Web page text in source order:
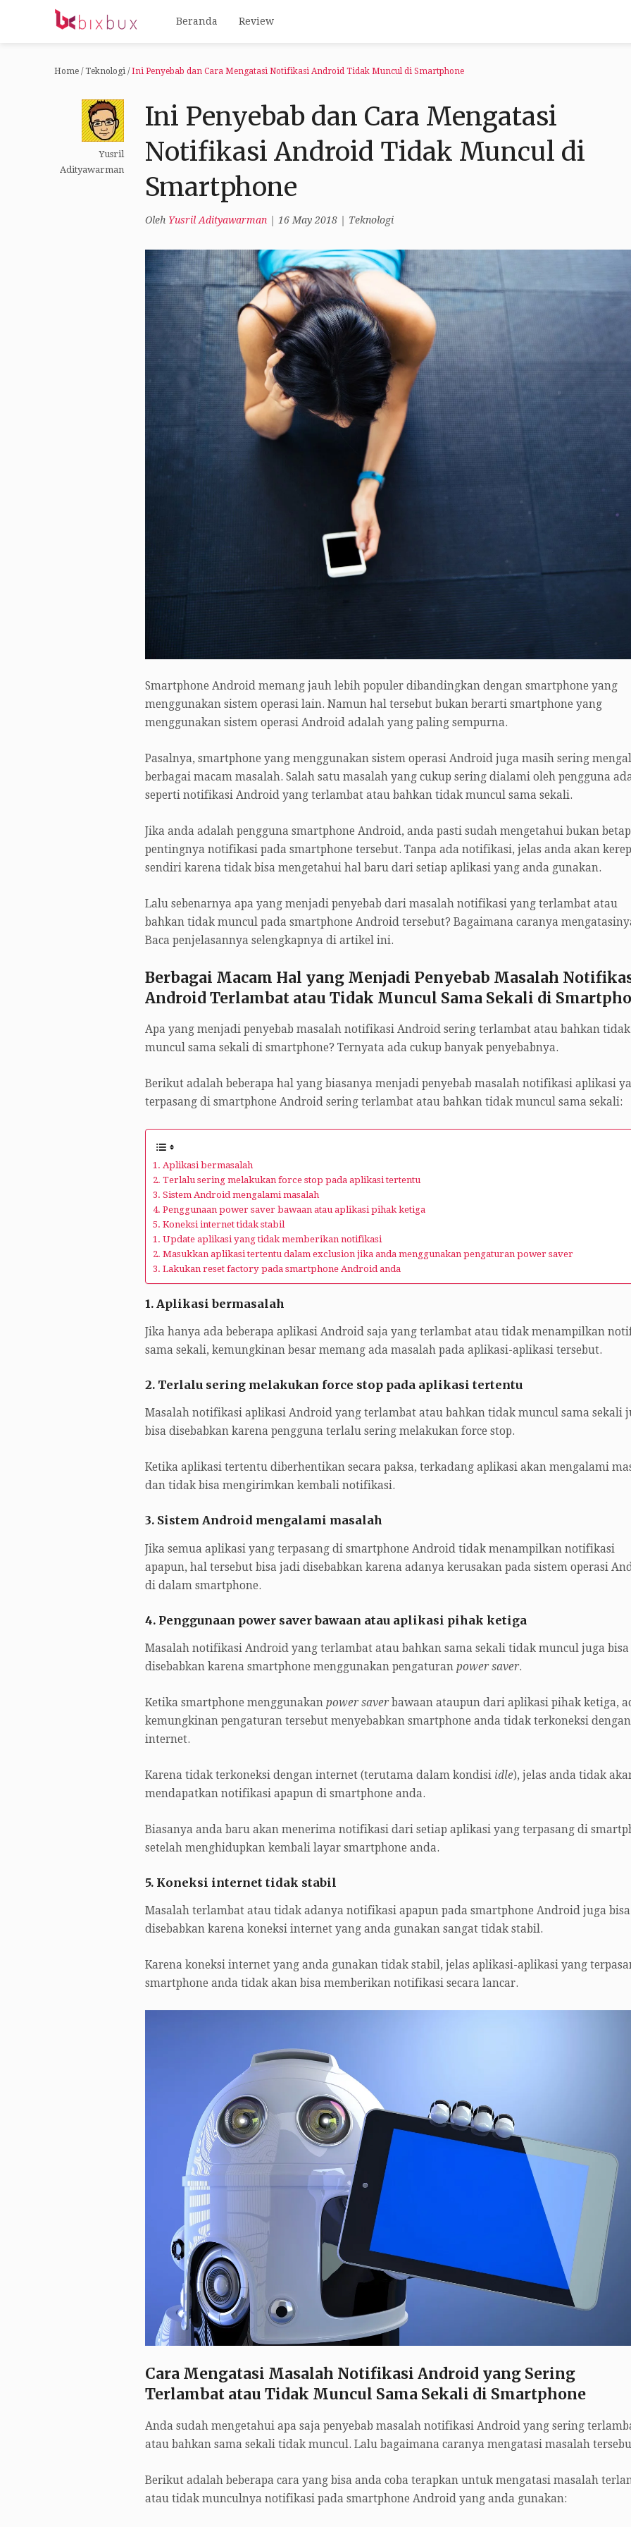
Beranda Review
Home /Teknologi /Ini Penyebab dan Cara Mengatasi Notifikasi Android Tidak Muncul di Smartphone
Yusril
Adityawarman
Ini Penyebab dan Cara Mengatasi
Notifikasi Android Tidak Muncul di
Smartphone
Oleh Yusril Adityawarman| 16 May 2018| Teknologi
Smartphone Android memang jauh lebih populer dibandingkan dengan smartphone yang
menggunakan sistem operasi lain. Namun hal tersebut bukan berarti smartphone yang
menggunakan sistem operasi Android adalah yang paling sempurna.
Pasalnya, smartphone yang menggunakan sistem operasi Android juga masih sering
berbagai macam masalah. Salah satu masalah yang cukup sering dialami oleh pengguna
seperti notifikasi Android yang terlambat atau bahkan tidak muncul sama sekali.
Jika anda adalah pengguna smartphone Android, anda pasti sudah mengetahui bukan
pentingnya notifikasi pada smartphone tersebut. Tanpa ada notifikasi, jelas anda akan
sendiri karena tidak bisa mengetahui hal baru dari setiap aplikasi yang anda gunakan.
Lalu sebenarnya apa yang menjadi penyebab dari masalah notifikasi yang terlambat atau
bahkan tidak muncul pada smartphone Android tersebut? Bagaimana caranya
Baca penjelasannya selengkapnya di artikel ini.
Berbagai Macam Hal yang Menjadi Penyebab Masalah
Android Terlambat atau Tidak Muncul Sama Sekali di
Apa yang menjadi penyebab masalah notifikasi Android sering terlambat atau bahkan tidak
muncul sama sekali di smartphone? Ternyata ada cukup banyak penyebabnya.
Berikut adalah beberapa hal yang biasanya menjadi penyebab masalah notifikasi aplikasi
terpasang di smartphone Android sering terlambat atau bahkan tidak muncul sama sekali:
1. Aplikasi bermasalah
2. Terlalu sering melakukan force stop pada aplikasi tertentu
3. Sistem Android mengalami masalah
4. Penggunaan power saver bawaan atau aplikasi pihak ketiga
5. Koneksi internet tidak stabil
1. Update aplikasi yang tidak memberikan notifikasi
2. Masukkan aplikasi tertentu dalam exclusion jika anda menggunakan pengaturan power saver
3. Lakukan reset factory pada smartphone Android anda
1. Aplikasi bermasalah
Jika hanya ada beberapa aplikasi Android saja yang terlambat atau tidak menampilkan
sama sekali, kemungkinan besar memang ada masalah pada aplikasi-aplikasi tersebut.
2. Terlalu sering melakukan force stop pada aplikasi tertentu
Masalah notifikasi aplikasi Android yang terlambat atau bahkan tidak muncul sama sekali
bisa disebabkan karena pengguna terlalu sering melakukan force stop.
Ketika aplikasi tertentu diberhentikan secara paksa, terkadang aplikasi akan mengalami
dan tidak bisa mengirimkan kembali notifikasi.
3. Sistem Android mengalami masalah
Jika semua aplikasi yang terpasang di smartphone Android tidak menampilkan notifikasi
apapun, hal tersebut bisa jadi disebabkan karena adanya kerusakan pada sistem operasi
di dalam smartphone.
4. Penggunaan power saver bawaan atau aplikasi pihak ketiga
Masalah notifikasi Android yang terlambat atau bahkan sama sekali tidak muncul juga bisa
disebabkan karena smartphone menggunakan pengaturan power saver.
Ketika smartphone menggunakan power saverbawaan ataupun dari aplikasi pihak ketiga,
kemungkinan pengaturan tersebut menyebabkan smartphone anda tidak terkoneksi dengan
internet.
Karena tidak terkoneksi dengan internet (terutama dalam kondisi idle), jelas anda tidak
mendapatkan notifikasi apapun di smartphone anda.
Biasanya anda baru akan menerima notifikasi dari setiap aplikasi yang terpasang di
setelah menghidupkan kembali layar smartphone anda.
5. Koneksi internet tidak stabil
Masalah terlambat atau tidak adanya notifikasi apapun pada smartphone Android juga bisa
disebabkan karena koneksi internet yang anda gunakan sangat tidak stabil.
Karena koneksi internet yang anda gunakan tidak stabil, jelas aplikasi-aplikasi yang
smartphone anda tidak akan bisa memberikan notifikasi secara lancar.
Cara Mengatasi Masalah Notifikasi Android yang Sering
Terlambat atau Tidak Muncul Sama Sekali di Smartphone
Anda sudah mengetahui apa saja penyebab masalah notifikasi Android yang sering
atau bahkan sama sekali tidak muncul. Lalu bagaimana caranya mengatasi masalah
Berikut adalah beberapa cara yang bisa anda coba terapkan untuk mengatasi masalah
atau tidak munculnya notifikasi pada smartphone Android yang anda gunakan: